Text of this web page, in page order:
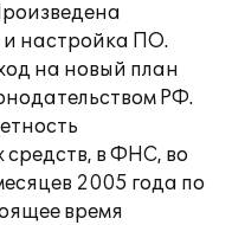
и настройка ПО.
на новый план
РФ.
в ФНС, во
2005 года по
время